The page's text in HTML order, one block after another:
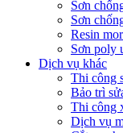
Sơn
Sơn
Resin
Sơn poly
Dịch vụ khác
Thi công
Bảo trì
Thi công
Dịch vụ